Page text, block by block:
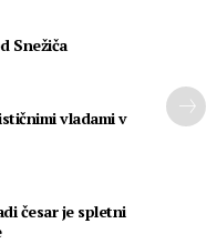
Snežiča
vladami v
česar je spletni